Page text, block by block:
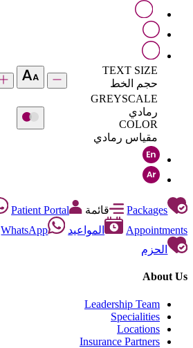
TEXT SIZE
حجم الخط
GREYSCALE
رمادي
COLOR
مقياس رمادي
Packages قائمة Patient Portal
Appointments
المواعيد WhatsApp
الحزم
About Us
Leadership Team
Specialities
Locations
Insurance Partners